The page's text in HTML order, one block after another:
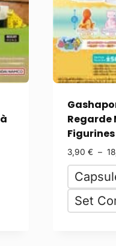
Regarde
3,90 € –
Set